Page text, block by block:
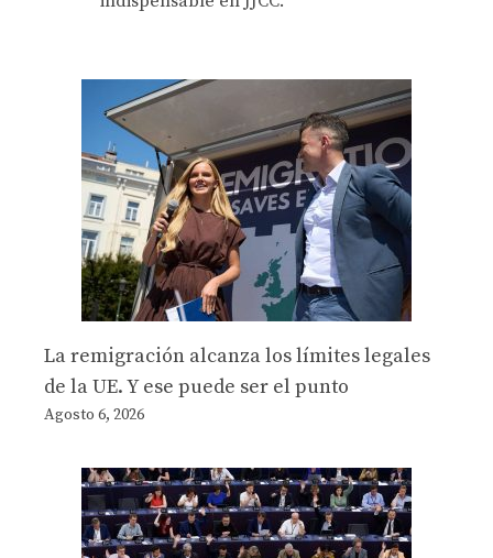
La remigración alcanza los límites legales
de la UE. Y ese puede ser el punto
Agosto 6, 2026